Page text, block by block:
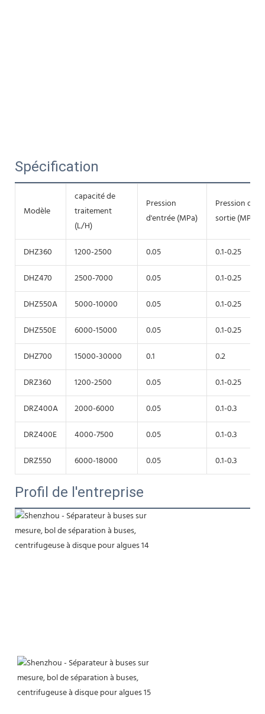
Spécification
Modèle
capacité de
traitement
(L/H)
Pression
d'entrée (MPa)
Pression de
sortie (MPa)
DHZ360 1200-2500 0.05
0.1-0.25
DHZ470
2500-7000 0.05
0.1-0.25
DHZ550A
5000-10000 0.05
0.1-0.25
DHZ550E
6000-15000 0.05
0.1-0.25
DHZ700
15000-30000 0.1
0.2
DRZ360
1200-2500 0.05
0.1-0.25
DRZ400A
2000-6000 0.05
0.1-0.3
DRZ400E
4000-7500 0.05
0.1-0.3
DRZ550
6000-18000 0.05 0.1-0.3
Profil de l'entreprise